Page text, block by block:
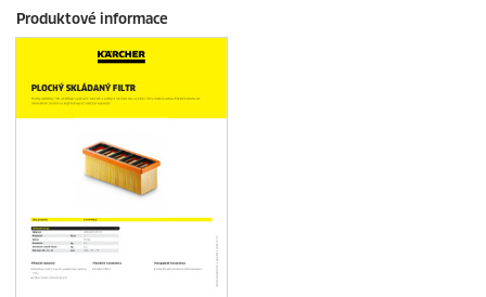
Produktové informace